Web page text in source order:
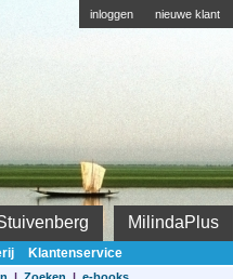
inloggen nieuwe klant
MilindaPlus
Klantenservice